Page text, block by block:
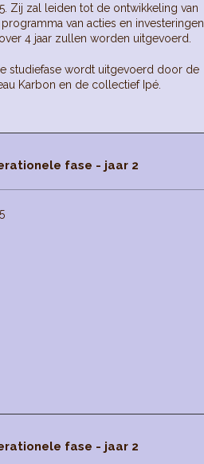
Zij zal leiden tot de ontwikkeling van
van acties en investeringen
4 jaar zullen worden uitgevoerd.
studiefase wordt uitgevoerd door de
Karbon en de collectief Ipé.
fase - jaar 2
fase - jaar 2